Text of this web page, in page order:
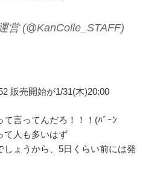
営 (@KanColle_STAFF)
販売開始が1/31(木)20:00
言ってんだろ！！！(ﾊﾞｰﾝ
て人も多いはず
ょうから、5日くらい前には発